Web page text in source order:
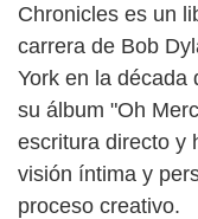
Chronicles es un
carrera de Bob
York en la década
su álbum "Oh
escritura directo y
visión íntima y
proceso creativo.